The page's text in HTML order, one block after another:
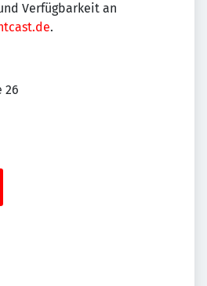
Verfügbarkeit an
.
26